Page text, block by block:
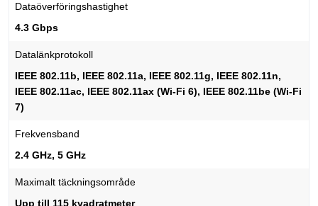
Dataöverföringshastighet
4.3 Gbps
Datalänkprotokoll
IEEE 802.11b, IEEE 802.11a, IEEE 802.11g, IEEE 802.11n,
IEEE 802.11ac, IEEE 802.11ax (Wi-Fi 6), IEEE 802.11be (Wi-Fi
7)
Frekvensband
2.4 GHz, 5 GHz
Maximalt täckningsområde
Upp till 115 kvadratmeter